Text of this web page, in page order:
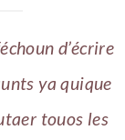
d’écrire
ya quique
touos les